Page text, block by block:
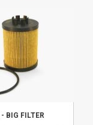
- BIG FILTER